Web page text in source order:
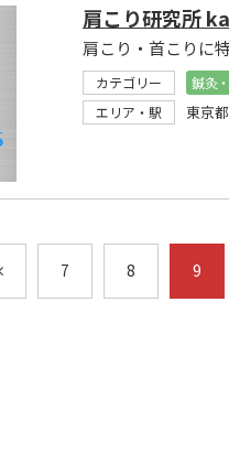
肩こり研究所
カテゴリー 鍼灸
エリア・駅
東京
7 8 9